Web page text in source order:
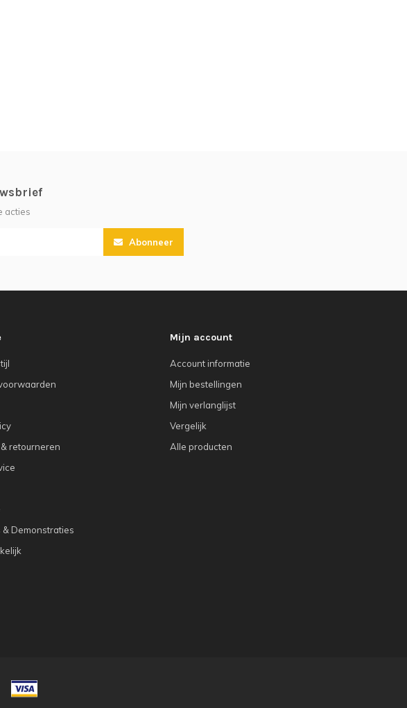
acties
Abonneer
retourneren
Demonstraties
Mijn account
Account informatie
Mijn bestellingen
Mijn verlanglijst
Vergelijk
Alle producten